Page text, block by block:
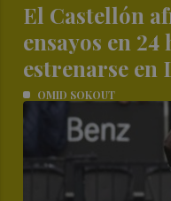
El Castellón
ensayos en
estrenarse en
OMID SOKOUT